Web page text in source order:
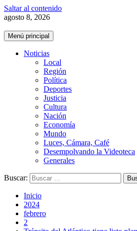
Saltar al contenido
agosto 8, 2026
Menú principal
Noticias
Local
Región
Política
Deportes
Justicia
Cultura
Nación
Economía
Mundo
Luces, Cámara, Café
Desempolvando la Videoteca
Generales
Buscar:
Inicio
2024
febrero
2